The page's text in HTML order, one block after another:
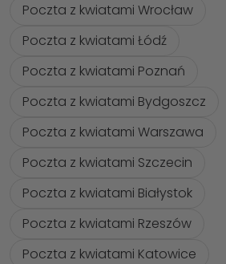
Poczta z kwiatami Wrocław
Poczta z kwiatami Łódź
Poczta z kwiatami Poznań
Poczta z kwiatami Bydgoszcz
Poczta z kwiatami Warszawa
Poczta z kwiatami Szczecin
Poczta z kwiatami Białystok
Poczta z kwiatami Rzeszów
Poczta z kwiatami Katowice